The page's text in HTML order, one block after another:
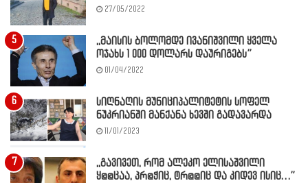
27/05/2022
,,მაისის ბოლომდე ივანიშვილი ყველა
ოჯახს 1 000 დოლარს დაურიგებს”
01/04/2022
სიღნაღის მუნიციპალიტეტის სოფელ
ნუკრიანში მანქანა ხევში გადავარდა
11/01/2023
,,გავივეთ, რომ ალეკო ელისაშვილი
ყ@@ცაა, პრ@ჭიც, ტრ@@იც და კიდევ ისიც…”